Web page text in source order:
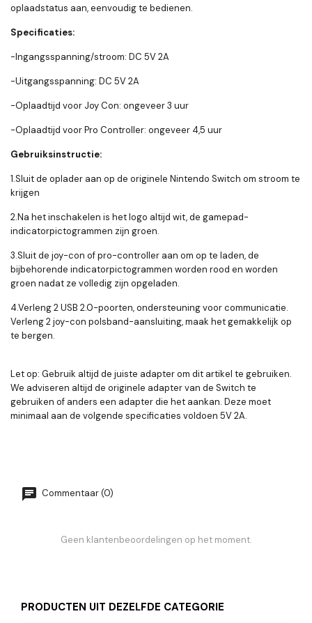
oplaadstatus aan, eenvoudig te bedienen.
Specificaties:
-Ingangsspanning/stroom: DC 5V 2A
-Uitgangsspanning: DC 5V 2A
-Oplaadtijd voor Joy Con: ongeveer 3 uur
-Oplaadtijd voor Pro Controller: ongeveer 4,5 uur
Gebruiksinstructie:
1.Sluit de oplader aan op de originele Nintendo Switch om stroom te
krijgen
2.Na het inschakelen is het logo altijd wit, de gamepad-
indicatorpictogrammen zijn groen.
3.Sluit de joy-con of pro-controller aan om op te laden, de
bijbehorende indicatorpictogrammen worden rood en worden
groen nadat ze volledig zijn opgeladen.
4.Verleng 2 USB 2.0-poorten, ondersteuning voor communicatie.
Verleng 2 joy-con polsband-aansluiting, maak het gemakkelijk op
te bergen.
Let op: Gebruik altijd de juiste adapter om dit artikel te gebruiken.
We adviseren altijd de originele adapter van de Switch te
gebruiken of anders een adapter die het aankan. Deze moet
minimaal aan de volgende specificaties voldoen 5V 2A.
Commentaar (0)
Geen klantenbeoordelingen op het moment.
PRODUCTEN UIT DEZELFDE CATEGORIE